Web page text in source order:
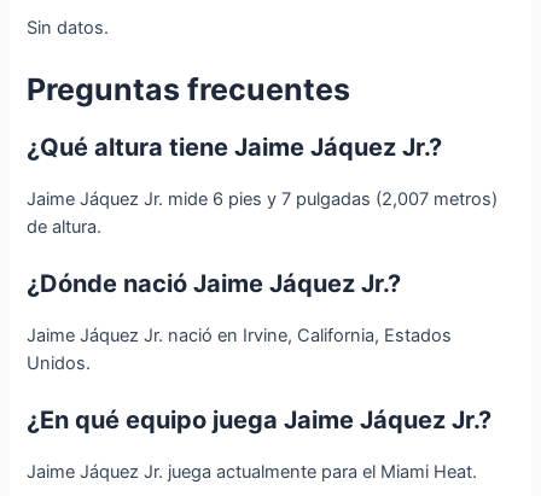
Sin datos.
Preguntas frecuentes
¿Qué altura tiene Jaime Jáquez Jr.?
Jaime Jáquez Jr. mide 6 pies y 7 pulgadas (2,007 metros)
de altura.
¿Dónde nació Jaime Jáquez Jr.?
Jaime Jáquez Jr. nació en Irvine, California, Estados
Unidos.
¿En qué equipo juega Jaime Jáquez Jr.?
Jaime Jáquez Jr. juega actualmente para el Miami Heat.